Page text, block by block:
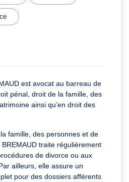
est avocat au barreau de
pénal, droit de la famille, des
ainsi qu’en droit des
famille, des personnes et de
traite régulièrement
de divorce ou aux
ailleurs, elle assure un
pour des dossiers afférents